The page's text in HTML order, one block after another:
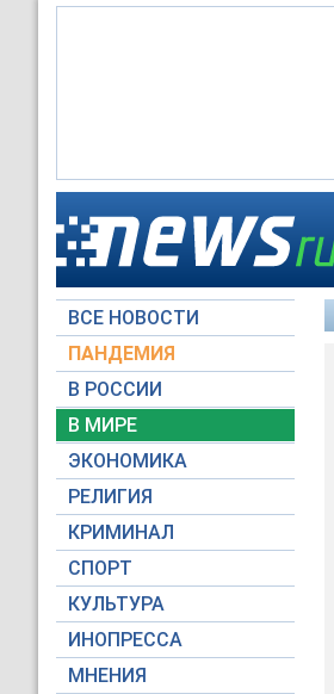
ВСЕ НОВОСТИ
ПАНДЕМИЯ
В РОССИИ
В МИРЕ
ЭКОНОМИКА
РЕЛИГИЯ
КРИМИНАЛ
СПОРТ
КУЛЬТУРА
ИНОПРЕССА
МНЕНИЯ